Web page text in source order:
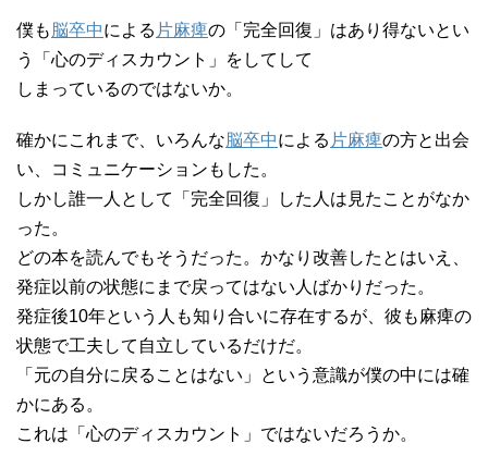
僕も 脳卒中による 片麻痺の「完全回復」はあり得ないとい
う「心のディスカウント」をしてして
しまっているのではないか。
確かにこれまで、いろんな 脳卒中による 片麻痺の方と出会
い、コミュニケーションもした。
しかし誰一人として「完全回復」した人は見たことがなか
った。
どの本を読んでもそうだった。かなり改善したとはいえ、
発症以前の状態にまで戻ってはない人ばかりだった。
発症後10年という人も知り合いに存在するが、彼も麻痺の
状態で工夫して自立しているだけだ。
「元の自分に戻ることはない」という意識が僕の中には確
かにある。
これは「心のディスカウント」ではないだろうか。